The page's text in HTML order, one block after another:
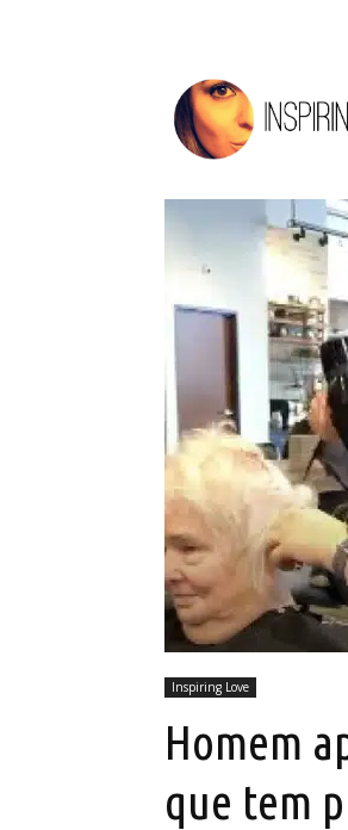
Inspiring
Life
Inspiring Love
Homem
que tem